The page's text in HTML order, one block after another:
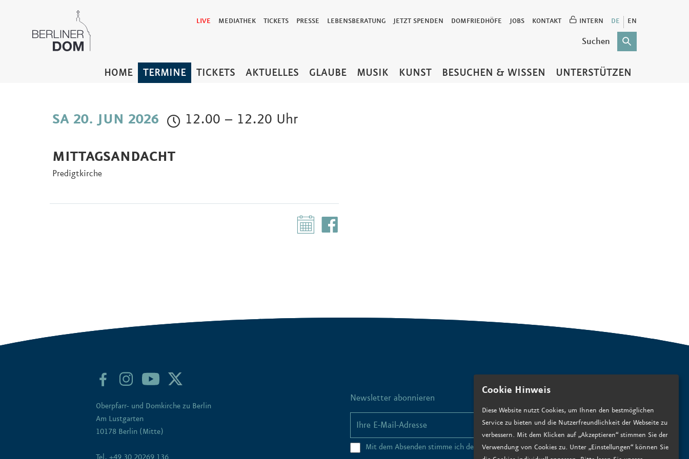
Cookie Hinweis
Diese Website nutzt Cookies, um Ihnen den bestmöglichen
Service zu bieten und die Nutzerfreundlichkeit der Webseite zu
verbessern. Mit dem Klicken auf „Akzeptieren“ stimmen Sie der
Verwendung von Cookies zu. Unter „Einstellungen“ können Sie
LIVE MEDIATHEK TICKETS PRESSE LEBENSBERATUNG JETZT SPENDEN DOMFRIEDHÖFE JOBS KONTAKT INTERN DE EN
HOME TERMINE TICKETS AKTUELLES GLAUBE MUSIK KUNST BESUCHEN & WISSEN UNTERSTÜTZEN
SA 20. JUN 2026 12.00 – 12.20 Uhr
MITTAGSANDACHT
Predigtkirche
Oberpfarr- und Domkirche zu Berlin
Am Lustgarten
10178 Berlin (Mitte)
Newsletter abonnieren
ANMELDEN
Mit dem Absenden stimme ich den Datenschutzbedingungen zu.*